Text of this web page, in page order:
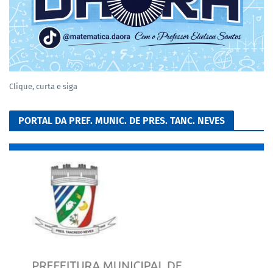
Clique, curta e siga
PORTAL DA PREF. MUNIC. DE PRES. TANC. NEVES